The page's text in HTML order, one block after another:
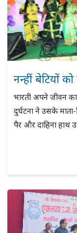
नन्हीं बेटियों
भारती अपने जीवन
दुर्घटना ने उसके
पैर और दाहिना